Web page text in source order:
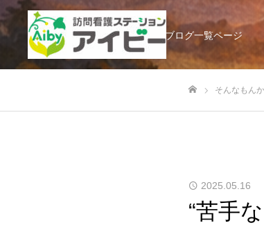
そんなもんかブログ一覧ページ
そんなもん
2025.05.16
“苦手